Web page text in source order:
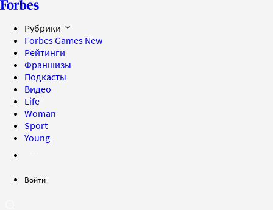
Рубрики
Forbes Games New
Рейтинги
Франшизы
Подкасты
Видео
Life
Woman
Sport
Young
Войти